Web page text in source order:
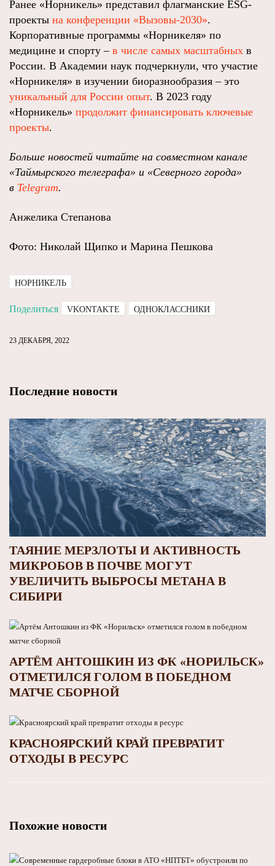
Ранее «Норникель» представил флагманские ESG-
проекты на конференции «Вызовы-2030».
Корпоративные программы «Норникеля» по
медицине и спорту – в числе самых масштабных в
России. В Академии наук подчеркнули, что участие
«Норникеля» в изучении биоразнообразия – это
уникальный для России опыт. В 2023 году
«Норникель» продолжит финансировать ключевые
проекты.
Больше новостей читайте на совместном канале
«Таймырского телеграфа» и «Северного города»
в Telegram.
Анжелика Степанова
Фото: Николай Щипко и Марина Пешкова
НОРНИКЕЛЬ
Поделиться VKONTAKTE ОДНОКЛАССНИКИ
23 ДЕКАБРЯ, 2022
Последние новости
ТАЯНИЕ МЕРЗЛОТЫ И АКТИВНОСТЬ
МИКРОБОВ В ПОЧВЕ МОГУТ
УВЕЛИЧИТЬ ВЫБРОСЫ МЕТАНА В
СИБИРИ
АРТЁМ АНТОШКИН ИЗ ФК «НОРИЛЬСК»
ОТМЕТИЛСЯ ГОЛОМ В ПОБЕДНОМ
МАТЧЕ СБОРНОЙ
КРАСНОЯРСКИЙ КРАЙ ПРЕВРАТИТ
ОТХОДЫ В РЕСУРС
Похожие новости